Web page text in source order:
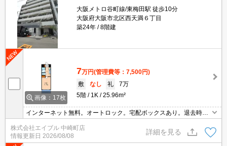
大阪メトロ谷町線/東梅田駅 徒歩10分
大阪府大阪市北区西天満６丁目
築24年
8階建
画像：17枚
7万円(管理費等：7,500円)
敷
なし 礼
7万
5階
1K 25.96m²
インターネット無料。オートロック。宅配ボックスあり。退去時清
掃費38,500円。
株式会社エイブル 中崎町店
情報更新日 2026/08/08
詳細を見る